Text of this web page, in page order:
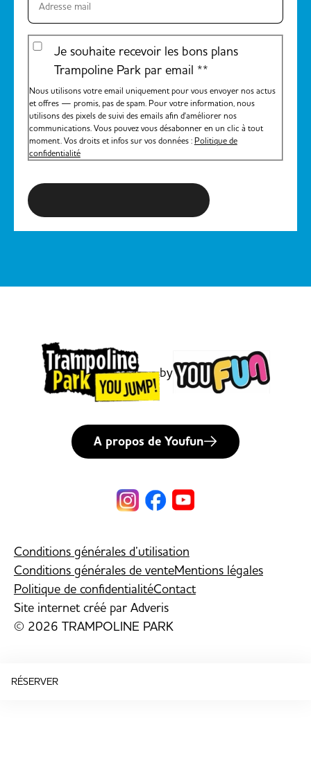
Je souhaite recevoir les bons plans
Trampoline Park par email **
Nous utilisons votre email uniquement pour vous envoyer nos actus
et offres — promis, pas de spam. Pour votre information, nous
utilisons des pixels de suivi des emails afin d'améliorer nos
communications. Vous pouvez vous désabonner en un clic à tout
moment. Vos droits et infos sur vos données : Politique de
confidentialité
by
A propos de Youfun
Conditions générales d’utilisation
Conditions générales de venteMentions légales
Politique de confidentialitéContact
Site internet créé par Adveris
© 2026 TRAMPOLINE PARK
RÉSERVER